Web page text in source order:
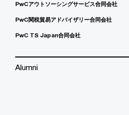
PwCアウトソーシングサービス合同会社
PwC関税貿易アドバイザリー合同会社
PwC TS Japan合同会社
Alumni